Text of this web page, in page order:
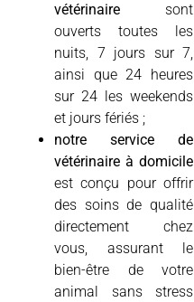
vétérinaire sont
ouverts toutes les
nuits, 7 jours sur 7,
ainsi que 24 heures
sur 24 les weekends
et jours fériés ;
notre service de
vétérinaire à domicile
est conçu pour offrir
des soins de qualité
directement chez
vous, assurant le
bien-être de votre
animal sans stress